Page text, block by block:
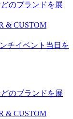
のブランドを展
& CUSTOM
チイベント当日を
のブランドを展
& CUSTOM